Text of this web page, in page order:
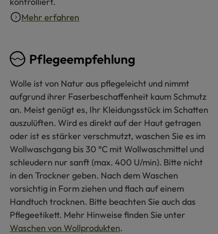
Mehr erfahren
Pflegeempfehlung
Wolle ist von Natur aus pflegeleicht und nimmt
aufgrund ihrer Faserbeschaffenheit kaum Schmutz
an. Meist genügt es, Ihr Kleidungsstück im Schatten
auszulüften. Wird es direkt auf der Haut getragen
oder ist es stärker verschmutzt, waschen Sie es im
Wollwaschgang bis 30 °C mit Wollwaschmittel und
schleudern nur sanft (max. 400 U/min). Bitte nicht
in den Trockner geben. Nach dem Waschen
vorsichtig in Form ziehen und flach auf einem
Handtuch trocknen. Bitte beachten Sie auch das
Pflegeetikett. Mehr Hinweise finden Sie unter
Waschen von Wollprodukten.